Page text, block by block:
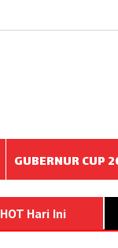
GUBERNUR CUP
HOT Hari Ini